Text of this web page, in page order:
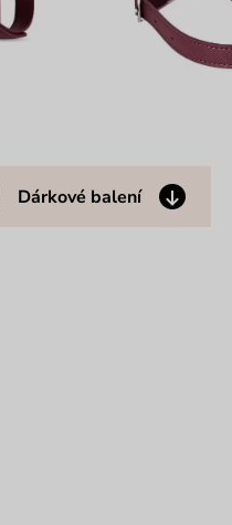
Dárkové balení